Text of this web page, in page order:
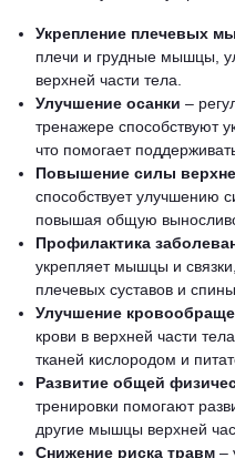
Укрепление плечевых
плечи и грудные мышцы,
верхней части тела.
Улучшение осанки –
тренажере способствуют
что помогает
Повышение силы
способствует улучшению
повышая общую
Профилактика
укрепляет мышцы и
плечевых суставов и спины.
Улучшение
крови в верхней части
тканей кислородом и
Развитие общей
тренировки помогают
другие мышцы верхней
Снижение риска травм –